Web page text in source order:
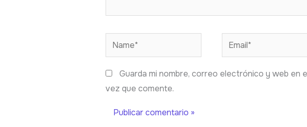
Name* Email*
Guarda mi nombre, correo electrónico y web en
vez que comente.